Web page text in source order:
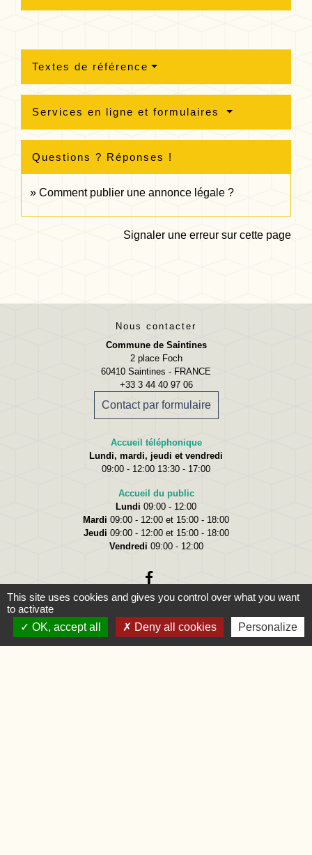
Textes de référence
Services en ligne et formulaires
Questions ? Réponses !
Comment publier une annonce légale ?
Signaler une erreur sur cette page
Nous contacter
Commune de Saintines
2 place Foch
60410 Saintines - FRANCE
+33 3 44 40 97 06
Contact par formulaire
Accueil téléphonique
Lundi, mardi, jeudi et vendredi
09:00 - 12:00 13:30 - 17:00
Accueil du public
Lundi 09:00 - 12:00
Mardi 09:00 - 12:00 et 15:00 - 18:00
Jeudi 09:00 - 12:00 et 15:00 - 18:00
Vendredi 09:00 - 12:00
This site uses cookies and gives you control over what you want
to activate
OK, accept all
Deny all cookies Personalize